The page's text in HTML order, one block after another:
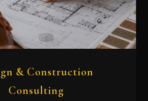
& Construction
Consulting